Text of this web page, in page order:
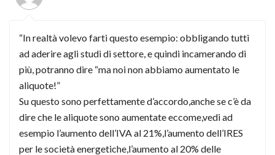
“In realtà volevo farti questo esempio: obbligando tutti
ad aderire agli studi di settore, e quindi incamerando di
più, potranno dire “ma noi non abbiamo aumentato le
aliquote!”
Su questo sono perfettamente d’accordo,anche se c’è da
dire che le aliquote sono aumentate eccome,vedi ad
esempio l’aumento dell’IVA al 21%,l’aumento dell’IRES
per le società energetiche,l’aumento al 20% delle